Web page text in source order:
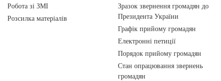
Робота зі ЗМІ
Розсилка матеріалів
Зразок звернення громадян до
Президента України
Графік прийому громадян
Електронні петиції
Порядок прийому громадян
Стан опрацювання звернень
громадян